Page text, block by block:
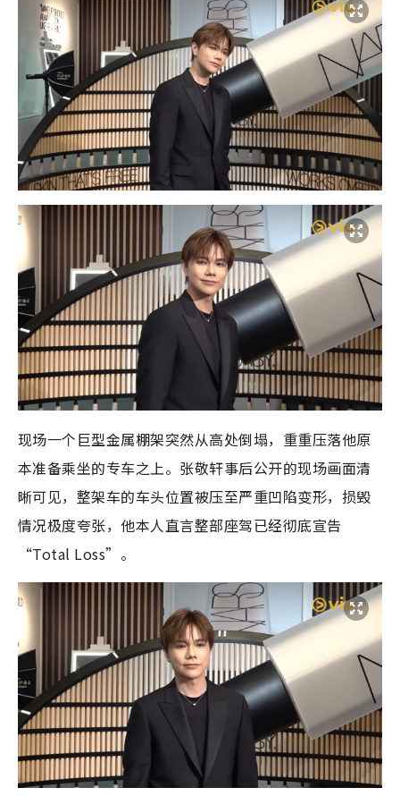
现场一个巨型金属棚架突然从高处倒塌，重重压落他原
本准备乘坐的专车之上。张敬轩事后公开的现场画面清
晰可见，整架车的车头位置被压至严重凹陷变形，损毁
情况极度夸张，他本人直言整部座驾已经彻底宣告
“Total Loss”。